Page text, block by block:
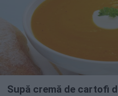
Supă cremă de cartofi